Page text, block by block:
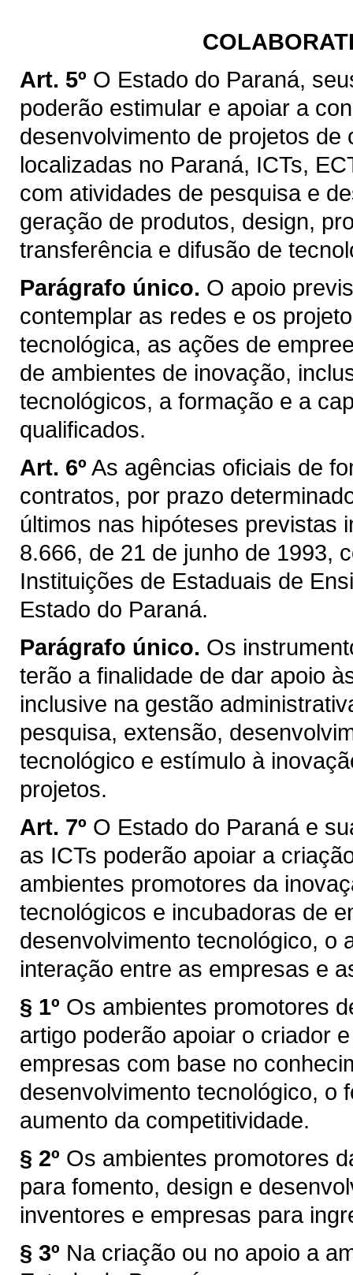
Art. 5º O Estado do Paraná,
poderão estimular e apoiar a
desenvolvimento de projetos
localizadas no Paraná, ICTs,
com atividades de pesquisa e
geração de produtos, design,
transferência e difusão de
Parágrafo único. O apoio
contemplar as redes e os
tecnológica, as ações de
de ambientes de inovação,
tecnológicos, a formação e a
qualificados.
Art. 6º As agências oficiais de
contratos, por prazo
últimos nas hipóteses previstas
8.666, de 21 de junho de 1993,
Instituições de Estaduais de
Estado do Paraná.
Parágrafo único. Os
terão a finalidade de dar apoio
inclusive na gestão
pesquisa, extensão,
tecnológico e estímulo à
projetos.
Art. 7º O Estado do Paraná e
as ICTs poderão apoiar a
ambientes promotores da
tecnológicos e incubadoras de
desenvolvimento tecnológico, o
interação entre as empresas e
§ 1º Os ambientes promotores
artigo poderão apoiar o criador
empresas com base no
desenvolvimento tecnológico, o
aumento da competitividade.
§ 2º Os ambientes promotores
para fomento, design e
inventores e empresas para
§ 3º Na criação ou no apoio a